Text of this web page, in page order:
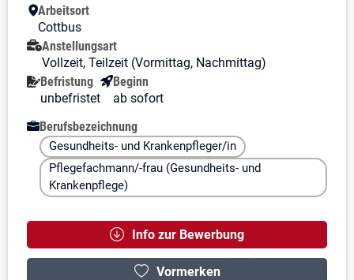
Besondere Merkmale
Arbeitsort
Cottbus
Anstellungsart
Vollzeit, Teilzeit (Vormittag, Nachmittag)
Befristung
unbefristet
Beginn
ab sofort
Berufsbezeichnung
Gesundheits- und Krankenpfleger/in
Pflegefachmann/-frau (Gesundheits- und
Krankenpflege)
Info zur Bewerbung
Vormerken